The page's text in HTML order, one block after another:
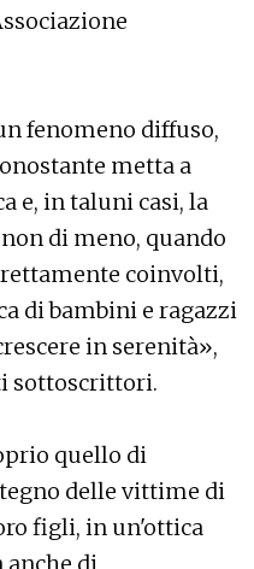
fenomeno diffuso,
metta a
e, in taluni casi, la
di meno, quando
coinvolti,
di bambini e ragazzi
in serenità»,
sottoscrittori.
quello di
delle vittime di
figli, in un'ottica